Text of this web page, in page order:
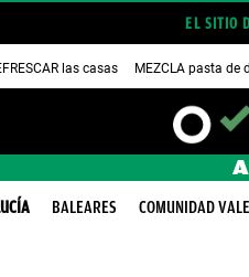
EL SITIO
las casas MEZCLA pasta de
BALEARES COMUNIDAD